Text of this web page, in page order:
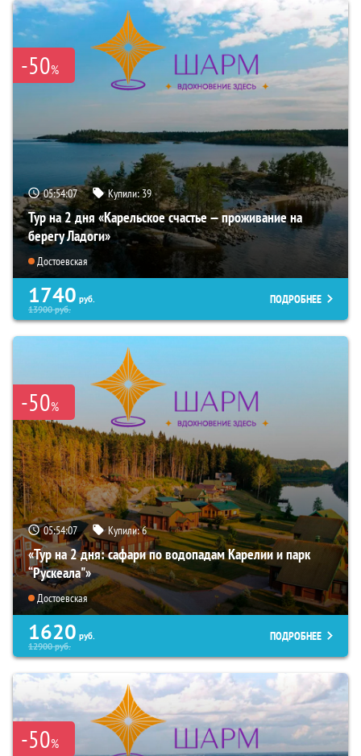
-50%
05:54:06 Купили:39
Тур на 2 дня «Карельское счастье — проживание на
берегу Ладоги»
Достоевская
1740 руб.
13900руб.
ПОДРОБНЕЕ
-50%
05:54:06 Купили:6
«Тур на 2 дня: сафари по водопадам Карелии и парк
“Рускеала"»
Достоевская
1620 руб.
12900руб.
ПОДРОБНЕЕ
-50%